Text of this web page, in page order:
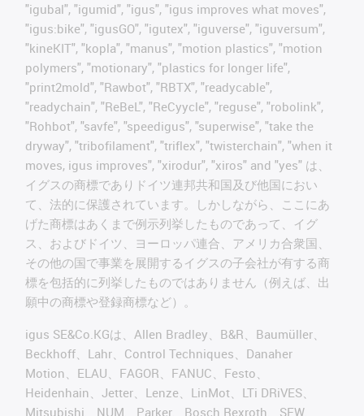
"igubal", "igumid", "igus", "igus improves what moves",
"igus:bike", "igusGO", "igutex", "iguverse", "iguversum",
"kineKIT", "kopla", "manus", "motion plastics", "motion
polymers", "motionary", "plastics for longer life",
"print2mold", "Rawbot", "RBTX", "readycable",
"readychain", "ReBeL", "ReCyycle", "reguse", "robolink",
"Rohbot", "savfe", "speedigus", "superwise", "take the
dryway", "tribofilament", "triflex", "twisterchain", "when it
moves, igus improves", "xirodur", "xiros" and "yes" は、
イグスの商標でありドイツ連邦共和国及び他国におい
て、法的に保護されています。しかしながら、ここにあ
げた商標はあくまで例示列挙したものであって、イグ
ス、およびドイツ、ヨーロッパ連合、アメリカ合衆国、
その他の国で事業を展開するイグスの子会社が有する商
標を包括的に列挙したものではありません（例えば、出
願中の商標や登録商標など）。
igus SE&Co.KGは、Allen Bradley、B&R、Baumüller、
Beckhoff、Lahr、Control Techniques、Danaher
Motion、ELAU、FAGOR、FANUC、Festo、
Heidenhain、Jetter、Lenze、LinMot、LTi DRiVES、
Mitsubishi、NUM、Parker、Bosch Rexroth、SEW、